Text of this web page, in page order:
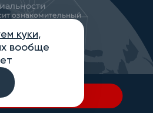
ознакомительный
офертой,
статьи 437
куки,
вообще